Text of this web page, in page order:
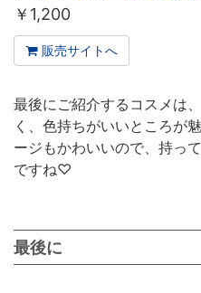
￥ 1,200
販売サイトへ
最後にご紹介するコスメは
く、色持ちがいいところが
ージもかわいいので、持っ
ですね♡
最後に